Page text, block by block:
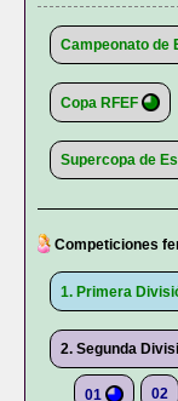
Campeonato de
Copa RFEF
Supercopa de
Competiciones
1. Primera
2. Segunda
01 02